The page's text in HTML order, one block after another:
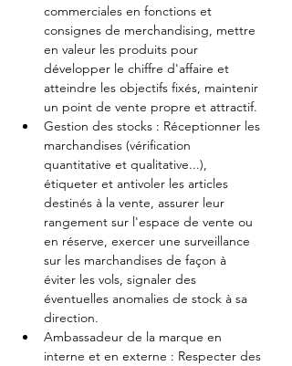
commerciales en fonctions et
consignes de merchandising, mettre
en valeur les produits pour
développer le chiffre d'affaire et
atteindre les objectifs fixés, maintenir
un point de vente propre et attractif.
Gestion des stocks : Réceptionner les
marchandises (vérification
quantitative et qualitative...),
étiqueter et antivoler les articles
destinés à la vente, assurer leur
rangement sur l'espace de vente ou
en réserve, exercer une surveillance
sur les marchandises de façon à
éviter les vols, signaler des
éventuelles anomalies de stock à sa
direction.
Ambassadeur de la marque en
interne et en externe : Respecter des